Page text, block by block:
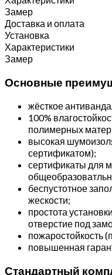
Замер
Доставка и оплата
Установка
Характеристики
Замер
Основные
жёсткое
100%
полимерных
высокая
сертификатом);
сертификаты для
беспустотное
жескости;
простота
отверстие под
пожаростойкость
повышенная
Стандартный